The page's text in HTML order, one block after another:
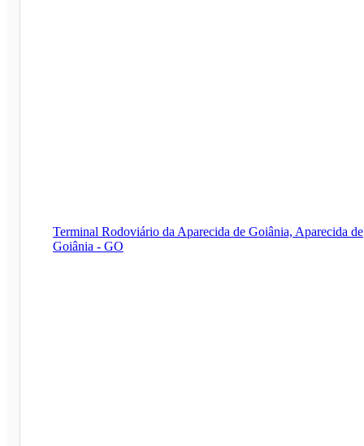
Terminal Rodoviário da Aparecida de Goiânia, Aparecida de
Goiânia - GO